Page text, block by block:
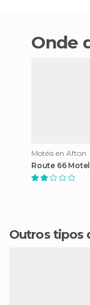
Motéis en Afton
Route 66 Motel
Outros